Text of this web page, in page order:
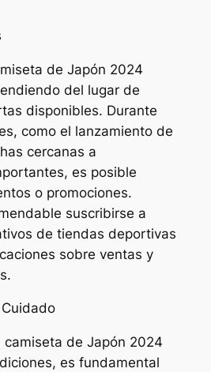
de Japón 2024
del lugar de
disponibles. Durante
como el lanzamiento de
cercanas a
es posible
o promociones.
suscribirse a
de tiendas deportivas
sobre ventas y
camiseta de Japón 2024
es fundamental